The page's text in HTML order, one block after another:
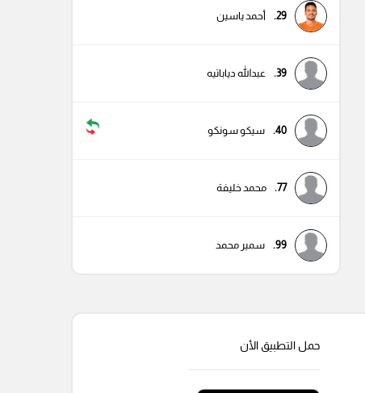
29. أحمد ياسين
39. عبدالله دياباتيه
40. سيكو سونكو
77. محمد خليفة
99. سمير محمد
حمل التطبيق الأن